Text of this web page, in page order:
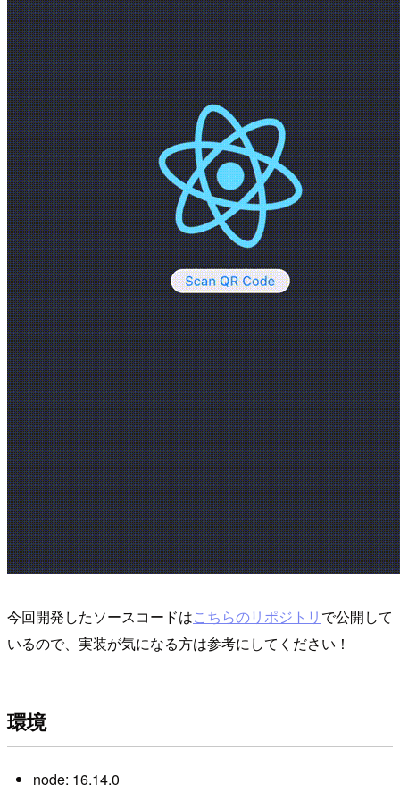
今回開発したソースコードはこちらのリポジトリ で公開して
いるので、実装が気になる方は参考にしてください！
環境
node: 16.14.0